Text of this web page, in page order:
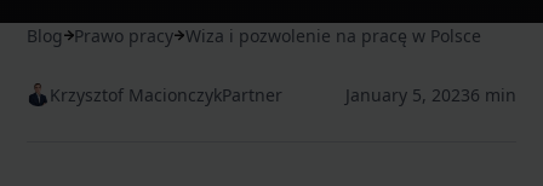
Blog Prawo pracy Wiza i pozwolenie na pracę w Polsce
Krzysztof MacionczykPartner January 5, 20236 min